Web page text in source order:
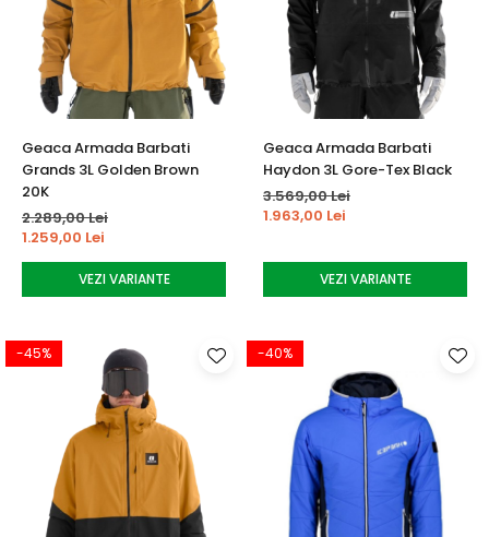
Geaca Armada Barbati
Grands 3L Golden Brown
20K
2.289,00 Lei
1.259,00 Lei
VEZI VARIANTE
Geaca Armada Barbati
Haydon 3L Gore-Tex Black
3.569,00 Lei
1.963,00 Lei
VEZI VARIANTE
-45% -40%